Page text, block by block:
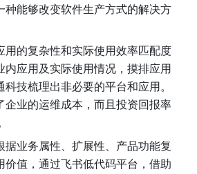
种能够改变软件生产方式的解决方
用的复杂性和实际使用效率匹配度
内应用及实际使用情况，摸排应用
技梳理出非必要的平台和应用。
企业的运维成本，而且投资回报率
据业务属性、扩展性、产品功能复
价值，通过飞书低代码平台，借助